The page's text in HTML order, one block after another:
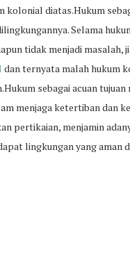
kolonial diatas.Hukum
Selama
tidak menjadi masalah,
dan ternyata malah hukum
sebagai acuan
menjaga ketertiban dan
pertikaian, menjamin
lingkungan yang aman